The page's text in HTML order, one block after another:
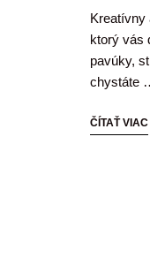
Kreatívny
ktorý vás
pavúky,
chystáte
ČÍTAŤ VIAC